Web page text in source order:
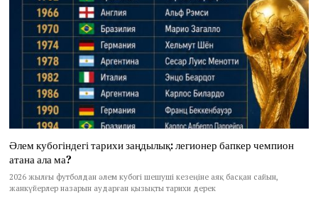
Әлем кубогіндегі тарихи заңдылық: легионер бапкер чемпион
атана ала ма?
2026 жылғы футболдан әлем кубогі шешуші кезеңіне аяқ басқан сайын,
жанкүйерлер назарын аударған қызықты тарихи дерек